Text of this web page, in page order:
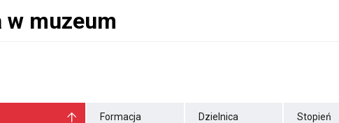
Formacja Dzielnica Stopień